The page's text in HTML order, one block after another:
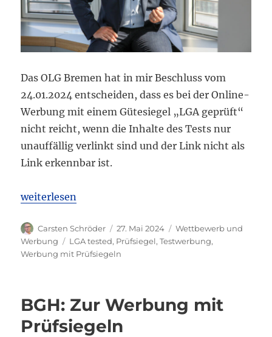
Das OLG Bremen hat in mir Beschluss vom
24.01.2024 entscheiden, dass es bei der Online-
Werbung mit einem Gütesiegel „LGA geprüft“
nicht reicht, wenn die Inhalte des Tests nur
unauffällig verlinkt sind und der Link nicht als
Link erkennbar ist.
„OLG Bremen: Bei Online-Werbung mit
weiterlesen
Autor
Carsten Schröder
Veröffentlicht
am
27. Mai 2024 Kategorien
Wettbewerb und
Werbung
Schlagwörter
LGA tested, Prüfsiegel,Testwerbung,
Werbung mit Prüfsiegeln
BGH: Zur Werbung mit
Prüfsiegeln